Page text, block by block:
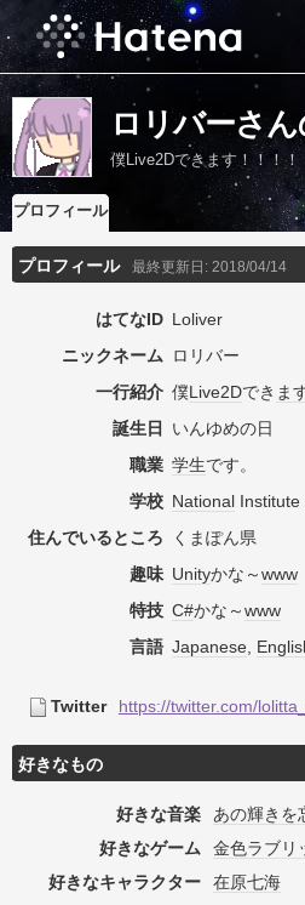
ロリバーさ
僕Live2Dできます！！！！
プロフィール
プロフィール 最終更新日: 2018/04/14
はてなID Loliver
ニックネーム ロリバー
一行紹介 僕Live2Dでき ま
誕生日
いんゆめの日
職業 学生です。
学校 National Institute
住んでいるところ
くまぽん県
趣味 Unityかな～www
特技 C#かな～www
言語 Japanese,
Twitter https://twitter.com/
好きなもの
好きな音楽
あの輝きを
好きなゲーム
金色ラブリ
好きなキャラクター
在原七海